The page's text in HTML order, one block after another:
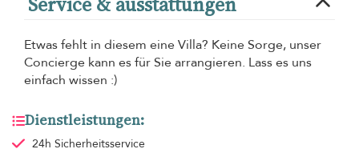
Etwas fehlt in diesem eine Villa? Keine Sorge, unser
Concierge kann es für Sie arrangieren. Lass es uns
einfach wissen :)
Dienstleistungen:
24h Sicherheitsservice